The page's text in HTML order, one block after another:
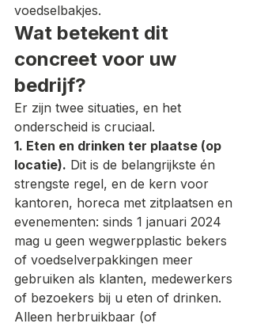
voedselbakjes.
Wat betekent dit
concreet voor uw
bedrijf?
Er zijn twee situaties, en het
onderscheid is cruciaal.
1. Eten en drinken ter plaatse (op
locatie). Dit is de belangrijkste én
strengste regel, en de kern voor
kantoren, horeca met zitplaatsen en
evenementen: sinds 1 januari 2024
mag u geen wegwerpplastic bekers
of voedselverpakkingen meer
gebruiken als klanten, medewerkers
of bezoekers bij u eten of drinken.
Alleen herbruikbaar (of